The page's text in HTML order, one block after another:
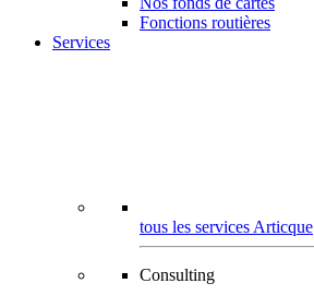
Fonctions routières
Services
tous les services Articque
Consulting